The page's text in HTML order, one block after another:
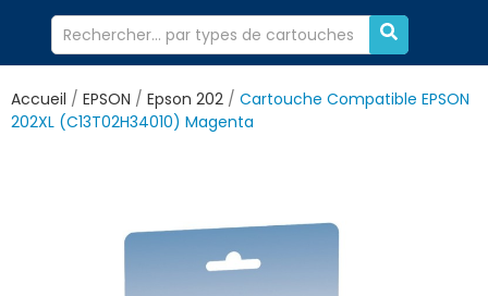
Accueil EPSON Epson 202
Cartouche Compatible EPSON
202XL (C13T02H34010) Magenta